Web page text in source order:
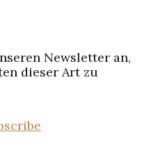
Newsletter an,
dieser Art zu